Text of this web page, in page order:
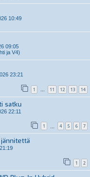
10:49
09:05
ja V4)
23:21
1 … 11 12 13 14
satku
22:11
1 4 5 6 7
1 2